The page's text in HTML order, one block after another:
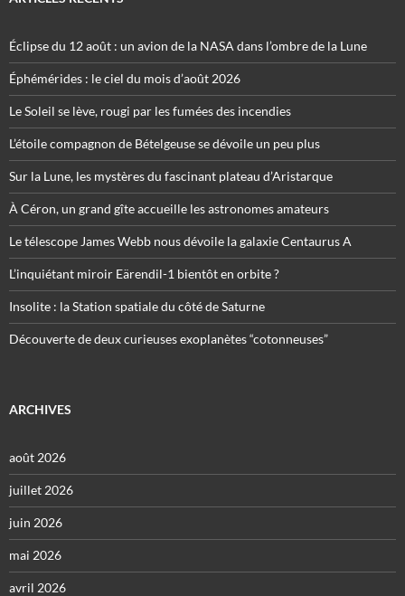
Éclipse du 12 août : un avion de la NASA dans l’ombre de la Lune
Éphémérides : le ciel du mois d’août 2026
Le Soleil se lève, rougi par les fumées des incendies
L’étoile compagnon de Bételgeuse se dévoile un peu plus
Sur la Lune, les mystères du fascinant plateau d’Aristarque
À Céron, un grand gîte accueille les astronomes amateurs
Le télescope James Webb nous dévoile la galaxie Centaurus A
L’inquiétant miroir Eärendil-1 bientôt en orbite ?
Insolite : la Station spatiale du côté de Saturne
Découverte de deux curieuses exoplanètes “cotonneuses”
ARCHIVES
août 2026
juillet 2026
juin 2026
mai 2026
avril 2026